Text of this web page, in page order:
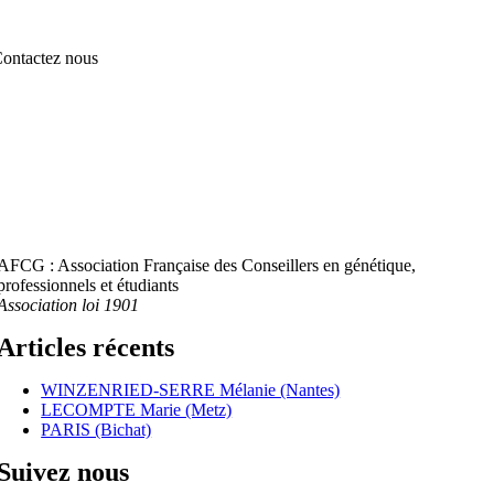
nous
: Association Française des Conseillers en génétique,
et étudiants
loi 1901
récents
WINZENRIED-SERRE Mélanie (Nantes)
LECOMPTE Marie (Metz)
PARIS (Bichat)
nous